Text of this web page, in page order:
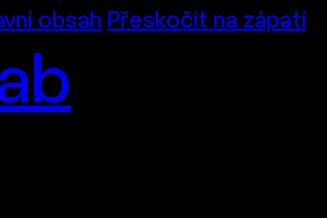
obsah Přeskočit na zápatí